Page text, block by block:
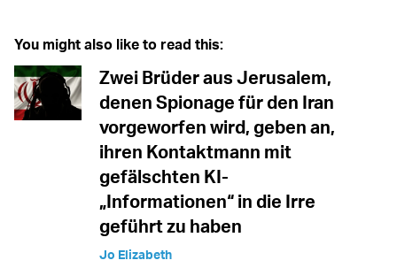
You might also like to read this:
Zwei Brüder aus Jerusalem,
denen Spionage für den Iran
vorgeworfen wird, geben an,
ihren Kontaktmann mit
gefälschten KI-
„Informationen“ in die Irre
geführt zu haben
Jo Elizabeth